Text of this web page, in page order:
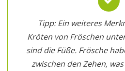
Tipp: Ein weiteres
Kröten von Fröschen
sind die Füße. Frösche
zwischen den Zehen,